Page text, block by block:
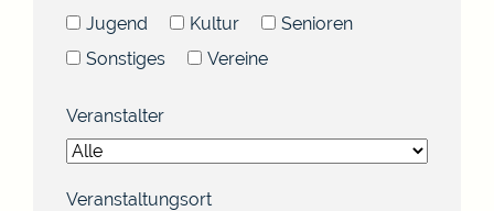
Jugend
Kultur
Senioren
Sonstiges
Vereine
Veranstalter
Veranstaltungsort